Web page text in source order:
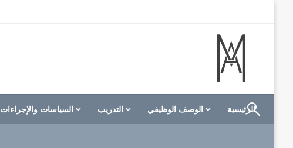
M A hotels | إم ايه هوتيلز
الموقع الأول للعاملين في الفنادق في العالم العربي
الرئيسية الوصف الوظيفي التدريب السياسات والإجراءات